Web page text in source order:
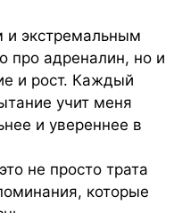
и экстремальным
про адреналин, но и
и рост. Каждый
учит меня
и увереннее в
не просто трата
которые